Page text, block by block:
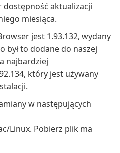
aktualizacji
miesiąca.
jest 1.93.132, wydany
był to dodane do naszej
najbardziej
który jest używany
w następujących
Linux. Pobierz plik ma